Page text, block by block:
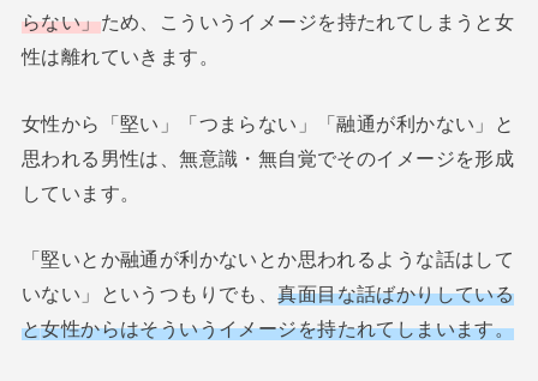
らない」ため、こういうイメージを持たれてしまうと女
性は離れていきます。
女性から「堅い」「つまらない」「融通が利かない」と
思われる男性は、無意識・無自覚でそのイメージを形成
しています。
「堅いとか融通が利かないとか思われるような話はして
いない」というつもりでも、真面目な話ばかりしている
と女性からはそういうイメージを持たれてしまいます。